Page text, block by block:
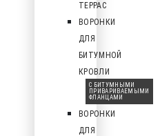
ТЕРРАС
ВОРОНКИ
ДЛЯ
БИТУМНОЙ
КРОВЛИ
С БИТУМНЫМИ
ПРИВАРИВАЕМЫМИ
ФЛАНЦАМИ
ВОРОНКИ
ДЛЯ